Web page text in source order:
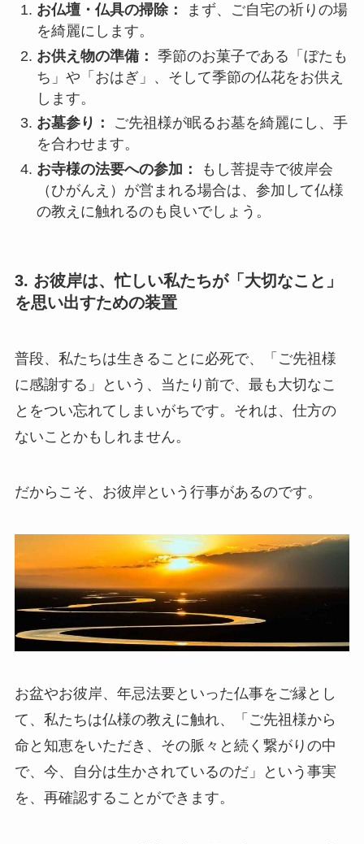
お仏壇・仏具の掃除：
まず、ご自宅の祈りの場
を綺麗にします。
お供え物の準備： 季節のお菓子である「ぼたも
ち」や「おはぎ」、そして季節の仏花をお供え
します。
お墓参り：
ご先祖様が眠るお墓を綺麗にし、手
を合わせます。
お寺様の法要への参加：
もし菩提寺で彼岸会
（ひがんえ）が営まれる場合は、参加して仏様
の教えに触れるのも良いでしょう。
3. お彼岸は、忙しい私たちが「大切なこと」
を思い出すための装置
普段、私たちは生きることに必死で、「ご先祖様
に感謝する」という、当たり前で、最も大切なこ
とをつい忘れてしまいがちです。それは、仕方の
ないことかもしれません。
だからこそ、お彼岸という行事があるのです。
お盆やお彼岸、年忌法要といった仏事をご縁とし
て、私たちは仏様の教えに触れ、「ご先祖様から
命と知恵をいただき、その脈々と続く繋がりの中
で、今、自分は生かされているのだ」という事実
を、再確認することができます。